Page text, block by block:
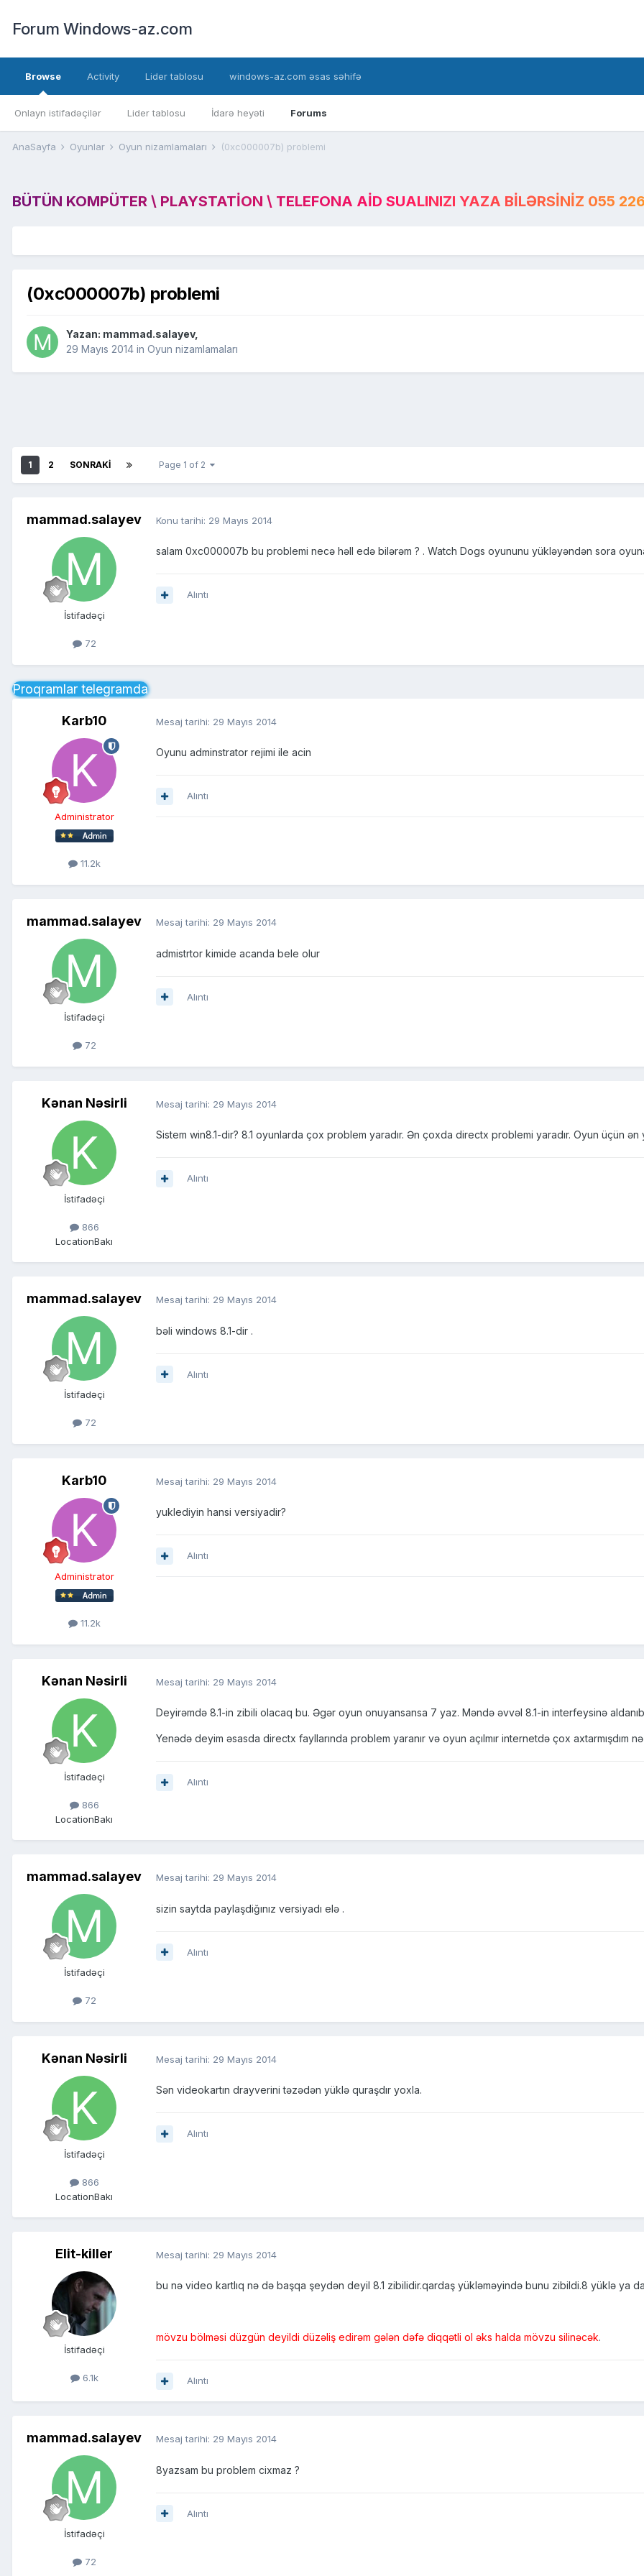
Forum Windows-az.com
Browse
Onlayn istifadəçilər Lider tablosu İdarə heyəti Forums
Activity Lider tablosu windows-az.com əsas səhifə
AnaSayfa Oyunlar Oyun nizamlamaları (0xc000007b) problemi
BÜTÜN KOMPÜTER \ PLAYSTATION \ TELEFONA AID SUALINIZI YAZA BILƏRSINIZ 055
(0xc000007b) problemi
Yazan: mammad.salayev,
29 Mayıs 2014 in Oyun nizamlamaları
1 2 SONRAKI Page 1 of 2
mammad.salayev
İstifadəçi
72
Konu tarihi: 29 Mayıs 2014
salam 0xc000007b bu problemi necə həll edə bilərəm ? . Watch Dogs oyununu yükləyəndən sora
Alıntı
Proqramlar telegramda
Karb10
Administrator
11.2k
Mesaj tarihi: 29 Mayıs 2014
Oyunu adminstrator rejimi ile acin
Alıntı
mammad.salayev
İstifadəçi
72
Mesaj tarihi: 29 Mayıs 2014
admistrtor kimide acanda bele olur
Alıntı
Kənan Nəsirli
İstifadəçi
866
LocationBakı
Mesaj tarihi: 29 Mayıs 2014
Sistem win8.1-dir? 8.1 oyunlarda çox problem yaradır. Ən çoxda directx problemi yaradır. Oyun üçün ən
Alıntı
mammad.salayev
İstifadəçi
72
Mesaj tarihi: 29 Mayıs 2014
bəli windows 8.1-dir .
Alıntı
Karb10
Administrator
11.2k
Mesaj tarihi: 29 Mayıs 2014
yuklediyin hansi versiyadir?
Alıntı
Kənan Nəsirli
İstifadəçi
866
LocationBakı
Mesaj tarihi: 29 Mayıs 2014
Deyirəmdə 8.1-in zibili olacaq bu. Əgər oyun onuyansansa 7 yaz. Məndə əvvəl 8.1-in interfeysinə
Yenədə deyim əsasda directx fayllarında problem yaranır və oyun açılmır internetdə çox axtarmışdım nə
Alıntı
mammad.salayev
İstifadəçi
72
Mesaj tarihi: 29 Mayıs 2014
sizin saytda paylaşdiğınız versiyadı elə .
Alıntı
Kənan Nəsirli
İstifadəçi
866
LocationBakı
Mesaj tarihi: 29 Mayıs 2014
Sən videokartın drayverini təzədən yüklə quraşdır yoxla.
Alıntı
Elit-killer
İstifadəçi
6.1k
Mesaj tarihi: 29 Mayıs 2014
bu nə video kartlıq nə də başqa şeydən deyil 8.1 zibilidir.qardaş yükləməyində bunu zibildi.8 yüklə ya
mövzu bölməsi düzgün deyildi düzəliş edirəm gələn dəfə diqqətli ol əks halda mövzu silinəcək.
Alıntı
mammad.salayev
İstifadəçi
72
Mesaj tarihi: 29 Mayıs 2014
8yazsam bu problem cixmaz ?
Alıntı